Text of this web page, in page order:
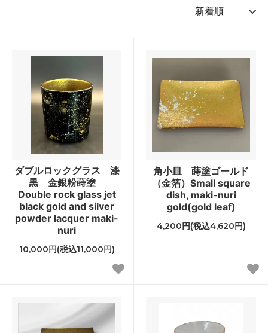
ダブルロックグラス 漆
黒 金銀粉蒔塗
Double rock glass jet
black gold and silver
powder lacquer maki-
nuri
10,000円(税込11,000円)
角小皿 蒔塗ゴールド
（金箔）Small square
dish, maki-nuri
gold(gold leaf)
4,200円(税込4,620円)